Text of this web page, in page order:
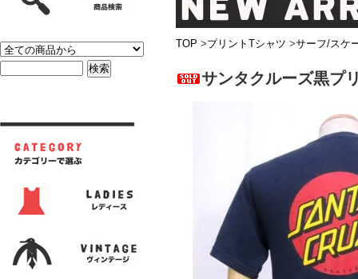
TOP >プリントTシャツ >サーフ/スケ
サンタクルーズ黒プ